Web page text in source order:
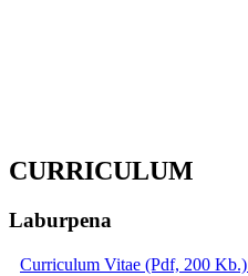
CURRICULUM
Laburpena
Curriculum Vitae (Pdf, 200 Kb.)